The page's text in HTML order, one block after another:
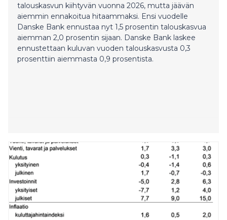
talouskasvun kiihtyvän vuonna 2026, mutta jäävän
aiemmin ennakoitua hitaammaksi. Ensi vuodelle
Danske Bank ennustaa nyt 1,5 prosentin talouskasvua
aiemman 2,0 prosentin sijaan. Danske Bank laskee
ennustettaan kuluvan vuoden talouskasvusta 0,3
prosenttiin aiemmasta 0,9 prosentista.